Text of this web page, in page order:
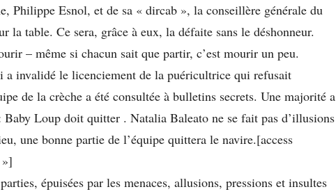
Philippe Esnol, et de sa « dircab », la conseillère générale du
la table. Ce sera, grâce à eux, la défaite sans le déshonneur.
– même si chacun sait que partir, c’est mourir un peu.
a invalidé le licenciement de la puéricultrice qui refusait
de la crèche a été consultée à bulletins secrets. Une majorité a
Baby Loup doit quitter . Natalia Baleato ne se fait pas d’illusions
une bonne partie de l’équipe quittera le navire.[access
épuisées par les menaces, allusions, pressions et insultes